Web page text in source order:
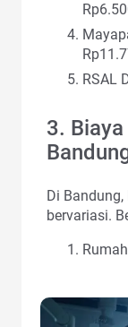
RSAL
3.
Di
bervariasi.